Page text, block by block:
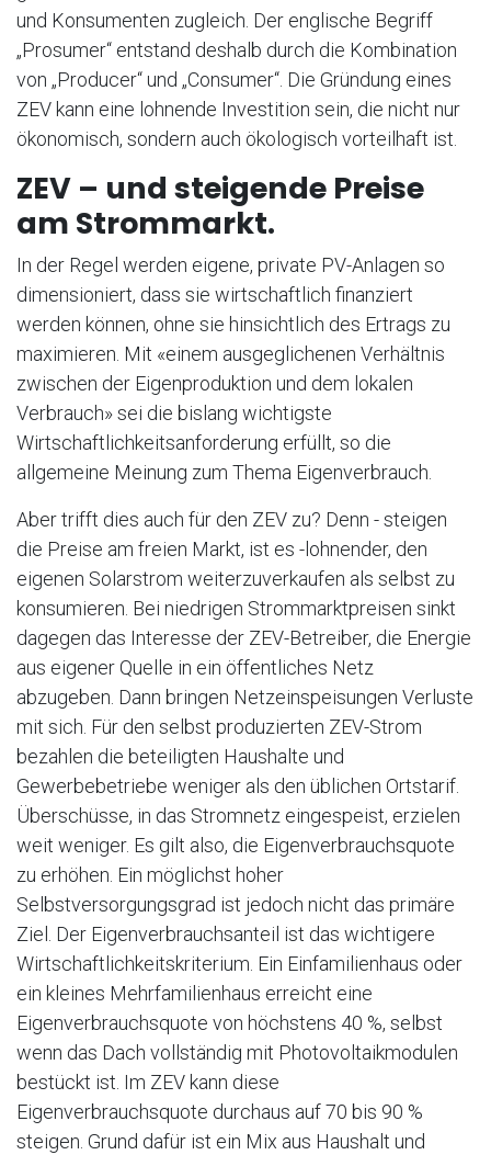
und Konsumenten zugleich. Der englische Begriff
„Prosumer“ entstand deshalb durch die Kombination
von „Producer“ und „Consumer“. Die Gründung eines
ZEV kann eine lohnende Investition sein, die nicht nur
ökonomisch, sondern auch ökologisch vorteilhaft ist.
ZEV – und steigende Preise
am Strommarkt.
In der Regel werden eigene, private PV-Anlagen so
dimensioniert, dass sie wirtschaftlich finanziert
werden können, ohne sie hinsichtlich des Ertrags zu
maximieren. Mit «einem ausgeglichenen Verhältnis
zwischen der Eigenproduktion und dem lokalen
Verbrauch» sei die bislang wichtigste
Wirtschaftlichkeitsanforderung erfüllt, so die
allgemeine Meinung zum Thema Eigenverbrauch.
Aber trifft dies auch für den ZEV zu? Denn - steigen
die Preise am freien Markt, ist es -lohnender, den
eigenen Solarstrom weiterzuverkaufen als selbst zu
konsumieren. Bei niedrigen Strommarktpreisen sinkt
dagegen das Interesse der ZEV-Betreiber, die Energie
aus eigener Quelle in ein öffentliches Netz
abzugeben. Dann bringen Netzeinspeisungen Verluste
mit sich. Für den selbst produzierten ZEV-Strom
bezahlen die beteiligten Haushalte und
Gewerbebetriebe weniger als den üblichen Ortstarif.
Überschüsse, in das Stromnetz eingespeist, erzielen
weit weniger. Es gilt also, die Eigenverbrauchsquote
zu erhöhen. Ein möglichst hoher
Selbstversorgungsgrad ist jedoch nicht das primäre
Ziel. Der Eigenverbrauchsanteil ist das wichtigere
Wirtschaftlichkeitskriterium. Ein Einfamilienhaus oder
ein kleines Mehrfamilienhaus erreicht eine
Eigenverbrauchsquote von höchstens 40 %, selbst
wenn das Dach vollständig mit Photovoltaikmodulen
bestückt ist. Im ZEV kann diese
Eigenverbrauchsquote durchaus auf 70 bis 90 %
steigen. Grund dafür ist ein Mix aus Haushalt und